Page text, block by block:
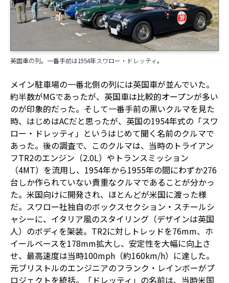
英国車の列。一番手前は1954年スワロー・ドレッティ。
メイン駐車場の一番北側の列には英国車が並んでいた。
約半数がMGであったが、英国車は比較的オープンが多い
のが印象的だった。そして一番手前の黒いクルマを見た
時、はじめはACだと思ったが、英国の1954年式の「スワ
ロー・ドレッティ」というはじめて聞く名前のクルマで
あった。後の調査で、このクルマは、当時のトライアン
フTR2のエンジン（2.0L）やトランスミッション
（4MT）を流用し、1954年から1955年の間にわずか276
台しか作られていない貴重なクルマであることが分かっ
た。米国向けに開発され、ほとんどが米国に渡った様
だ。スワロー社独自のボックスセクション・スチールシ
ャシーに、イタリア風のスタイリング（デザインは英国
人）のボディを架装。TR2に対しトレッドを76mm、ホ
イールベースを178mm拡大し、安定性を大幅に向上さ
せ、最高速度は当時100mph（約160km/h）に達した。
元ブリストルのエンジニアのフランク・レインボーがプ
ロジェクトを統括。「ドレッティ」の名前は、当時米国